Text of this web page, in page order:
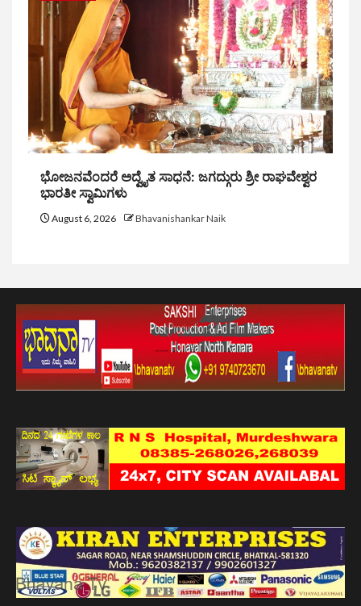
ಭೋಜನವೆಂದರೆ ಅದ್ವೈತ ಸಾಧನೆ: ಜಗದ್ಗುರು ಶ್ರೀ ರಾಘವೇಶ್ವರ
ಭಾರತೀ ಸ್ವಾಮಿಗಳು
August 6, 2026 Bhavanishankar Naik